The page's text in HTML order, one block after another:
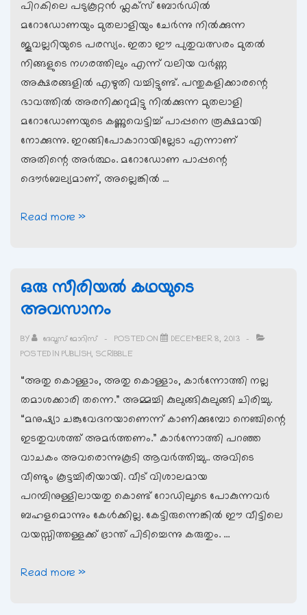
പിറകിലെ പടുകൂറ്റന്‍ ഫ്ലക്സ് ബോര്‍ഡില്‍
മറോഡോണയും മുതലാളിയും ചേര്‍ന്നു നില്‍ക്കുന്ന
ജൂവല്ലറിയുടെ പരസ്യം. ഇതാ ഈ പുതുവത്സരം മുതല്‍
നിങ്ങളുടെ നഗരത്തിലും എന്ന് വലിയ വര്‍ണ്ണ
അക്ഷരങ്ങളില്‍ എഴുതി വച്ചിട്ടുണ്ട്. പന്തുകളിക്കാരന്റെ
ഭാവത്തില്‍ അരനിക്കറുമിട്ടു നില്‍ക്കുന്ന മുതലാളി
മറോഡോണയുടെ കണ്ണുവെട്ടിച്ച് പാപ്പനെ രൂക്ഷമായി
നോക്കുന്നു. ഇറങ്ങിപോകാറായില്ലേടാ എന്നാണ്
അതിന്റെ അര്‍ത്ഥം. മറോഡോണ പാപ്പന്റെ
ദൌര്‍ബല്യമാണ്, അല്ലെങ്കില്‍ …
പാപ്പന്റെ
Read more »
ഒരു സീരിയല്‍ കഥയുടെ
അവസാനം
BY ദേവൂസ് മോറിസ് POSTED ON
DECEMBER 8, 2013
POSTED IN PUBLISH, SCRIBBLE
“അതു കൊള്ളാം, അതു കൊള്ളാം, കാര്‍ന്നോത്തി നല്ല
തമാശക്കാരി തന്നെ.” അമ്മച്ചി കുലുങ്ങികുലുങ്ങി ചിരിച്ചു.
“മനുഷ്യാ ചങ്കുവേദനയാണെന്ന് കാണിക്കുമ്പോ നെഞ്ചിന്റെ
ഇടതുവശത്ത് അമര്‍ത്തണം.” കാര്‍ന്നോത്തി പറഞ്ഞ
വാചകം അവരൊന്നുകൂടി ആവര്‍ത്തിച്ചു.. അവിടെ
വീണ്ടും കൂട്ടച്ചിരിയായി. വീട് വിശാലമായ
പറമ്പിനുള്ളിലായതു കൊണ്ട് റോഡിലൂടെ പോകുന്നവര്‍
ബഹളമൊന്നും കേള്‍ക്കില്ല. കേട്ടിരുന്നെങ്കില്‍ ഈ വീട്ടിലെ
വയസ്സിത്തള്ളക്ക് ഭ്രാന്ത് പിടിച്ചെന്നു കരുതും. …
ഒരു
Read more »